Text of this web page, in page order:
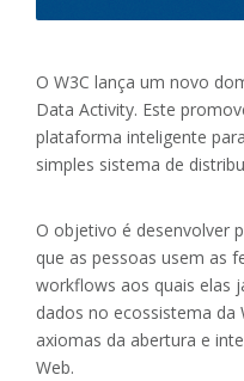
O W3C lança um novo
Data Activity. Este
plataforma inteligente
simples sistema de
O objetivo é desenvolver
que as pessoas usem as
workflows aos quais elas
dados no ecossistema
axiomas da abertura e
Web.